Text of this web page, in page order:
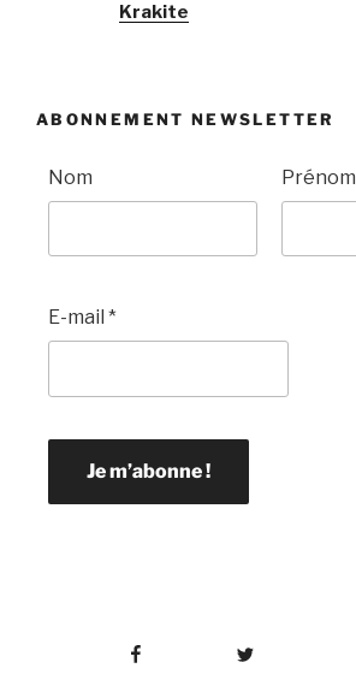
Krakite
ABONNEMENT NEWSLETTER
Nom Prénom
E-mail *